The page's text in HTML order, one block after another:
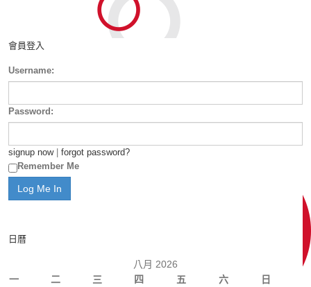
會員登入
Username:
Password:
signup now| forgot password?
Remember Me
日曆
八月 2026
一
二 三 四 五 六 日